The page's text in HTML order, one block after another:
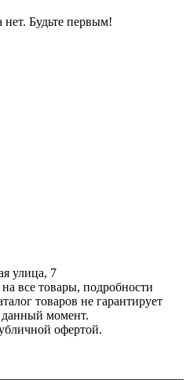
нет. Будьте первым!
улица, 7
все товары, подробности
товаров не гарантирует
данный момент.
офертой.